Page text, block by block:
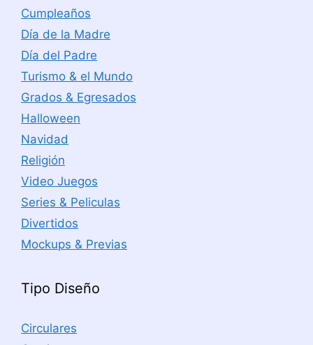
Cumpleaños
Día de la Madre
Día del Padre
Turismo & el Mundo
Grados & Egresados
Halloween
Navidad
Religión
Video Juegos
Series & Peliculas
Divertidos
Mockups & Previas
Tipo Diseño
Circulares